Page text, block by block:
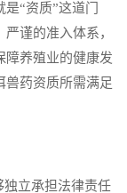
“资质”这道门
谨的准入体系，
障养殖业的健康发
兽药资质所需满足
立承担法律责任